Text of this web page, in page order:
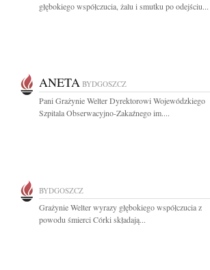
głębokiego współczucia, żalu i smutku po odejściu...
ANETA BYDGOSZCZ
Pani Grażynie Welter Dyrektorowi Wojewódzkiego
Szpitala Obserwacyjno-Zakaźnego im....
BYDGOSZCZ
Grażynie Welter wyrazy głębokiego współczucia z
powodu śmierci Córki składają...